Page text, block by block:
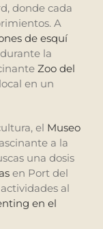
donde cada
A
de esquí
durante la
Zoo del
en un
el Museo
a la
una dosis
en Port del
al
en el